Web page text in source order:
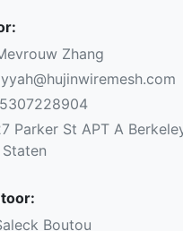
Zhang
Parker St APT A
Boutou